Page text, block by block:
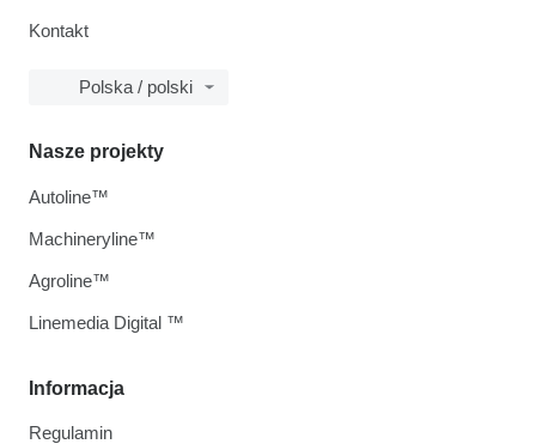
Kontakt
Polska / polski
Informacja
Regulamin
Nasze projekty
Autoline™
Machineryline™
Agroline™
Linemedia Digital ™